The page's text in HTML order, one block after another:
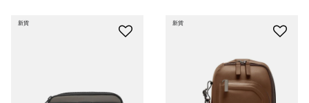
新貨 新貨